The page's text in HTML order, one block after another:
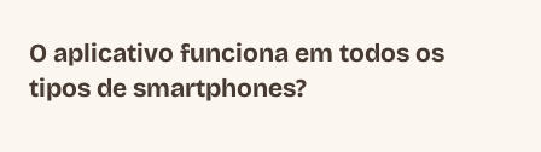
O aplicativo funciona em todos os
tipos de smartphones?